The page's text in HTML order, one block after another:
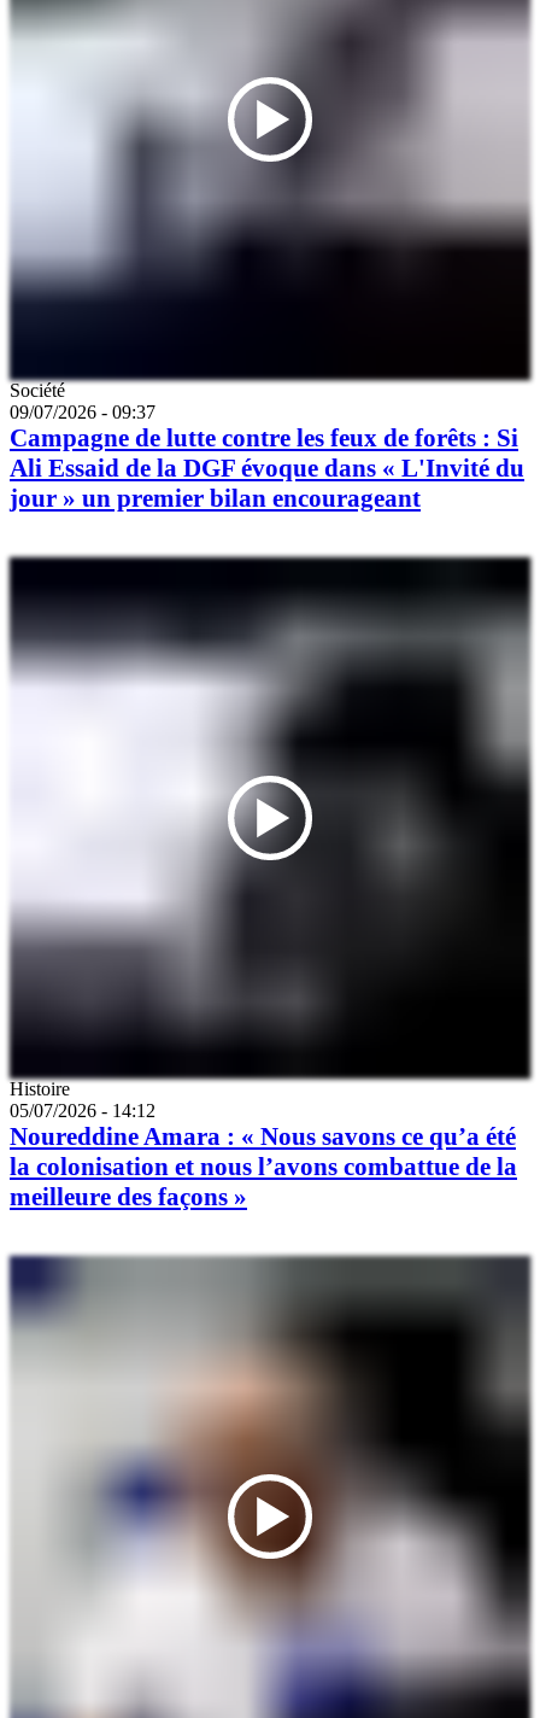
Catégorie
Société
09/07/2026 - 09:37
Campagne de lutte contre les feux de forêts : Si
Ali Essaid de la DGF évoque dans « L'Invité du
jour » un premier bilan encourageant
Catégorie
Histoire
05/07/2026 - 14:12
Noureddine Amara : « Nous savons ce qu’a été
la colonisation et nous l’avons combattue de la
meilleure des façons »